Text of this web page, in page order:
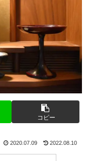
コピー
2020.07.09 2022.08.10